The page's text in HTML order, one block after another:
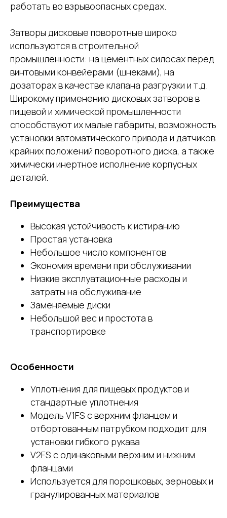
работать во взрывоопасных средах.
Затворы дисковые поворотные широко
используются в строительной
промышленности: на цементных силосах перед
винтовыми конвейерами (шнеками), на
дозаторах в качестве клапана разгрузки и т.д.
Широкому применению дисковых затворов в
пищевой и химической промышленности
способствуют их малые габариты, возможность
установки автоматического привода и датчиков
крайних положений поворотного диска, а также
химически инертное исполнение корпусных
деталей.
Преимущества
Высокая устойчивость к истиранию
Простая установка
Небольшое число компонентов
Экономия времени при обслуживании
Низкие эксплуатационные расходы и
затраты на обслуживание
Заменяемые диски
Небольшой вес и простота в
транспортировке
Особенности
Уплотнения для пищевых продуктов и
стандартные уплотнения
Модель V1FS с верхним фланцем и
отбортованным патрубком подходит для
установки гибкого рукава
V2FS с одинаковыми верхним и нижним
фланцами
Используется для порошковых, зерновых и
гранулированных материалов